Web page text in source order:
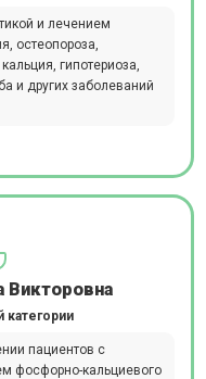
и лечением
остеопороза,
гипотериоза,
и других заболеваний
Викторовна
категории
пациентов с
фосфорно-кальциевого